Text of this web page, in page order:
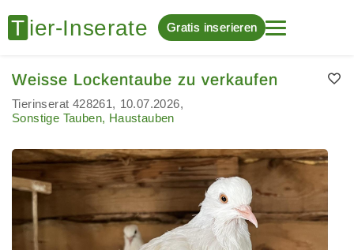
Gratis inserieren
Weisse Lockentaube zu verkaufen
Tierinserat 428261
10.07.2026
Sonstige Tauben, Haustauben